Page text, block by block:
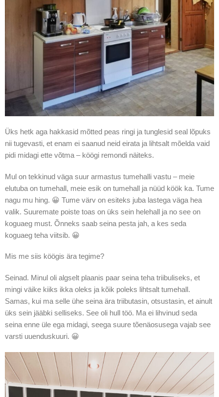
Üks hetk aga hakkasid mõtted peas ringi ja tunglesid seal lõpuks
nii tugevasti, et enam ei saanud neid eirata ja lihtsalt mõelda vaid
pidi midagi ette võtma – köögi remondi näiteks.
Mul on tekkinud väga suur armastus tumehalli vastu – meie
elutuba on tumehall, meie esik on tumehall ja nüüd köök ka. Tume
nagu mu hing. 😀 Tume värv on esiteks juba lastega väga hea
valik. Suuremate poiste toas on üks sein helehall ja no see on
koguaeg must. Õnneks saab seina pesta jah, a kes seda
koguaeg teha viitsib. 😀
Mis me siis köögis ära tegime?
Seinad. Minul oli algselt plaanis paar seina teha triibuliseks, et
mingi väike kiiks ikka oleks ja kõik poleks lihtsalt tumehall.
Samas, kui ma selle ühe seina ära triibutasin, otsustasin, et ainult
üks sein jääbki selliseks. See oli hull töö. Ma ei lihvinud seda
seina enne üle ega midagi, seega suure tõenäosusega vajab see
varsti uuenduskuuri. 😀